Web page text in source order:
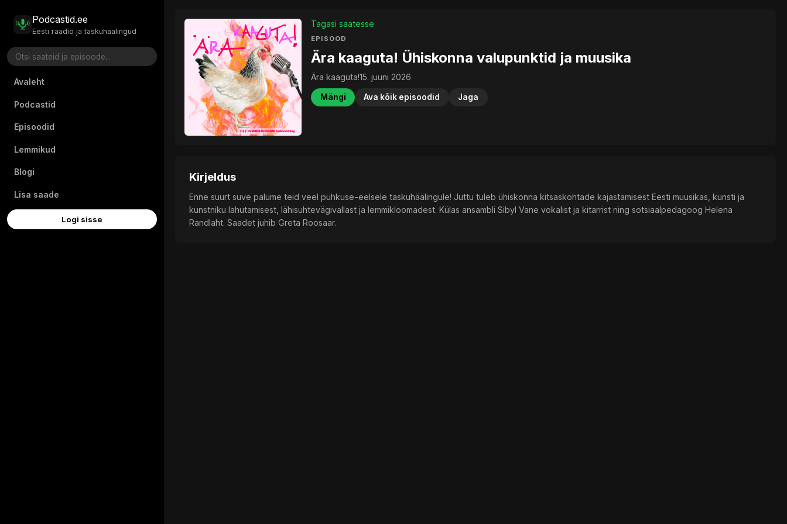
Podcastid.ee
Eesti raadio ja taskuhaalingud
Avaleht
Podcastid
Episoodid
Lemmikud
Blogi
Lisa saade
Logi sisse
Tagasi saatesse
EPISOOD
Ära kaaguta! Ühiskonna valupunktid ja muusika
Ära kaaguta!15. juuni 2026
Mängi Ava kõik episoodid Jaga
Kirjeldus
Enne suurt suve palume teid veel puhkuse-eelsele taskuhäälingule! Juttu tuleb ühiskonna kitsaskohtade kajastamisest Eesti muusikas, kunsti ja
kunstniku lahutamisest, lähisuhtevägivallast ja lemmikloomadest. Külas ansambli Sibyl Vane vokalist ja kitarrist ning sotsiaalpedagoog Helena
Randlaht. Saadet juhib Greta Roosaar.